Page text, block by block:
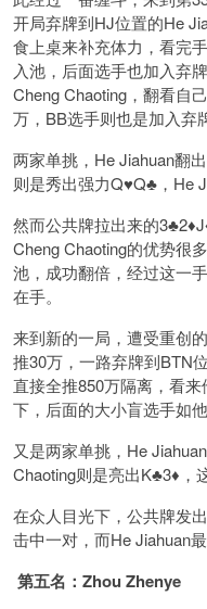
开局弃牌到HJ位置的He
食上桌来补充体力，看完
入池，后面选手也加入弃
Cheng Chaoting，翻看自
万，BB选手则也是加入弃
两家单挑，He Jiahuan翻
则是秀出强力Q♥️Q♣️，He
然而公共牌拉出来的
Cheng Chaoting的优势很
池，成功翻倍，经过这一
在手。
来到新的一局，遭受重创
推30万，一路弃牌到BTN
直接全推850万隔离，看
下，后面的大小盲选手如
又是两家单挑，He
Chaoting则是亮出K♣️3♦️，
在众人目光下，公共牌发
击中一对，而He Jiahuan
第五名：Zhou Zhenye